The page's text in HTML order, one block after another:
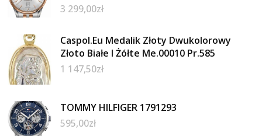
3 299,00zł
Caspol.Eu Medalik Złoty Dwukolorowy
Złoto Białe I Żółte Me.00010 Pr.585
1 147,50zł
TOMMY HILFIGER 1791293
595,00zł